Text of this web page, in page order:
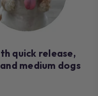
quick release,
medium dogs